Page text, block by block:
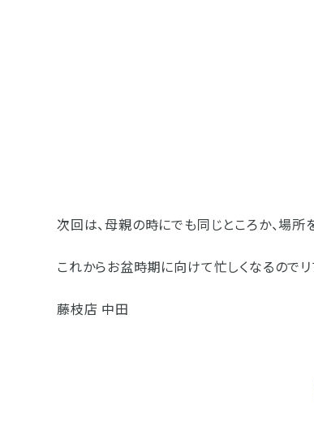
次回は、母親の時にでも同じところか、場所
これからお盆時期に向けて忙しくなるのでリ
藤枝店 中田